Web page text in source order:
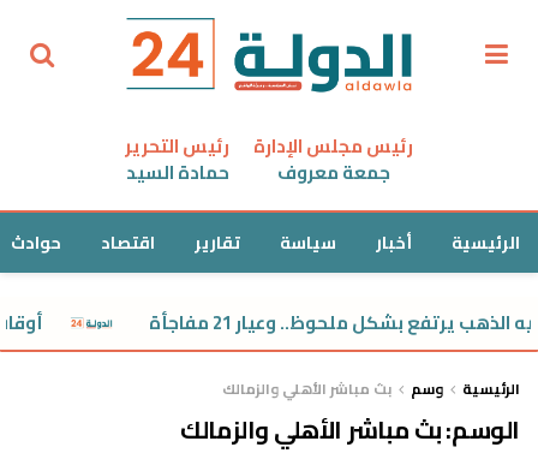
رئيس مجلس الإدارة
جمعة معروف
رئيس التحرير
حمادة السيد
الرئيسية أخبار سياسة تقارير اقتصاد حوادث
يرتفع بشكل ملحوظ.. وعيار 21 مفاجأة
الرئيسية وسم بث مباشر الأهلي والزمالك
الوسم:بث مباشر الأهلي والزمالك